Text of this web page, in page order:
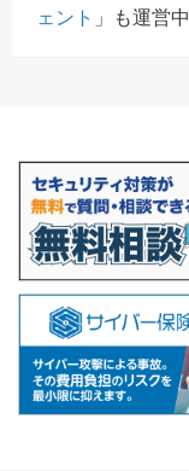
ェント 」も運営中